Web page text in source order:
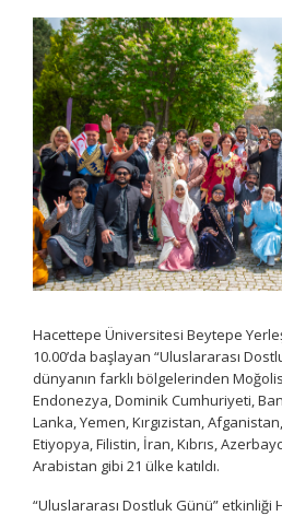
Hacettepe Üniversitesi Beytepe
10.00’da başlayan “Uluslararası
dünyanın farklı bölgelerinden
Endonezya, Dominik Cumhuriyeti,
Lanka, Yemen, Kırgızistan,
Etiyopya, Filistin, İran, Kıbrıs,
Arabistan gibi 21 ülke katıldı.
“Uluslararası Dostluk Günü” etkinliği